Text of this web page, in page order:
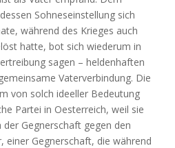
Sohneseinstellung sich
während des Krieges auch
hatte, bot sich wiederum in
sagen – heldenhaften
Vaterverbindung. Die
von solch ideeller Bedeutung
Partei in Oesterreich, weil sie
Gegnerschaft gegen den
einer Gegnerschaft, die während